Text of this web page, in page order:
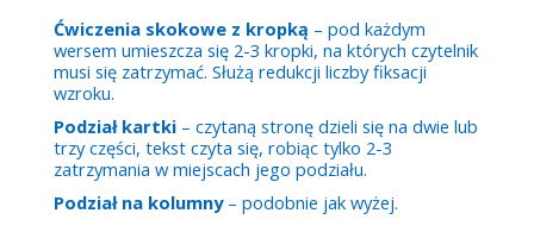
Ćwiczenia skokowe z kropką – pod każdym
wersem umieszcza się 2-3 kropki, na których czytelnik
musi się zatrzymać. Służą redukcji liczby fiksacji
wzroku.
Podział kartki– czytaną stronę dzieli się na dwie lub
trzy części, tekst czyta się, robiąc tylko 2-3
zatrzymania w miejscach jego podziału.
Podział na kolumny– podobnie jak wyżej.